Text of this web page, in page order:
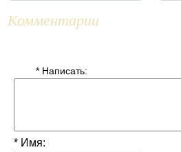
Комментарии
* Написать:
* Имя: